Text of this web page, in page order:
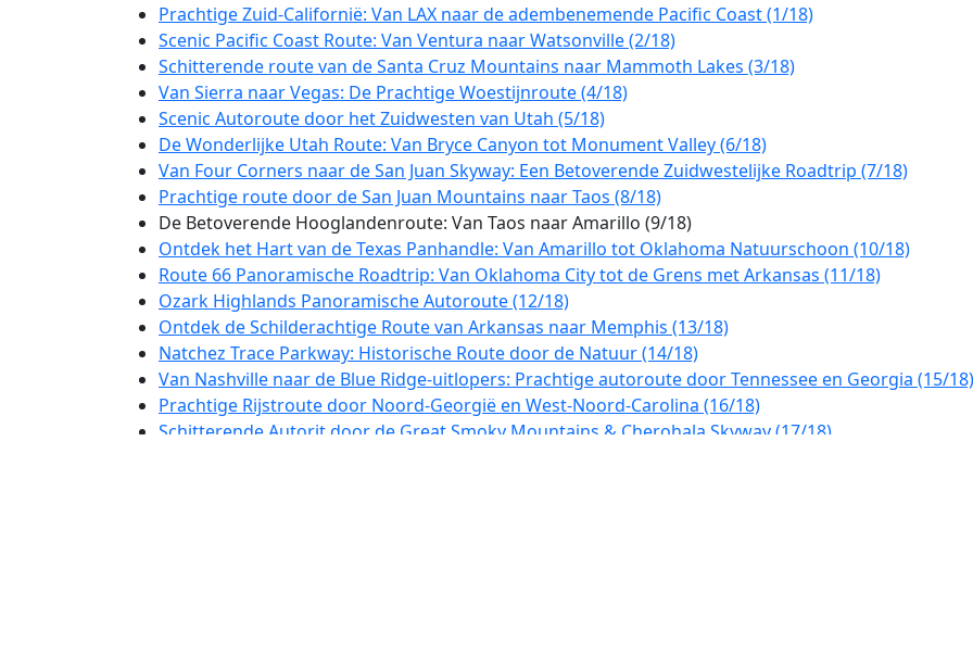
Prachtige Zuid-Californië: Van LAX naar de adembenemende Pacific Coast (1/18)
Scenic Pacific Coast Route: Van Ventura naar Watsonville (2/18)
Schitterende route van de Santa Cruz Mountains naar Mammoth Lakes (3/18)
Van Sierra naar Vegas: De Prachtige Woestijnroute (4/18)
Scenic Autoroute door het Zuidwesten van Utah (5/18)
De Wonderlijke Utah Route: Van Bryce Canyon tot Monument Valley (6/18)
Van Four Corners naar de San Juan Skyway: Een Betoverende Zuidwestelijke Roadtrip (7/18)
Prachtige route door de San Juan Mountains naar Taos (8/18)
De Betoverende Hooglandenroute: Van Taos naar Amarillo (9/18)
Ontdek het Hart van de Texas Panhandle: Van Amarillo tot Oklahoma Natuurschoon (10/18)
Route 66 Panoramische Roadtrip: Van Oklahoma City tot de Grens met Arkansas (11/18)
Ozark Highlands Panoramische Autoroute (12/18)
Ontdek de Schilderachtige Route van Arkansas naar Memphis (13/18)
Natchez Trace Parkway: Historische Route door de Natuur (14/18)
Van Nashville naar de Blue Ridge-uitlopers: Prachtige autoroute door Tennessee en Georgia (15/18)
Prachtige Rijstroute door Noord-Georgië en West-Noord-Carolina (16/18)
Schitterende Autorit door de Great Smoky Mountains & Cherohala Skyway (17/18)